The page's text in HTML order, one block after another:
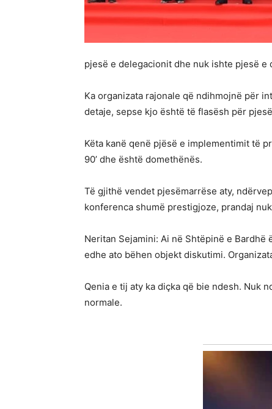
pjesë e delegacionit dhe nuk ishte pjesë e
Ka organizata rajonale që ndihmojnë për
detaje, sepse kjo është të flasësh për
Këta kanë qenë pjësë e implementimit të
90’ dhe është domethënës.
Të gjithë vendet pjesëmarrëse aty,
konferenca shumë prestigjoze, prandaj
Neritan Sejamini: Ai në Shtëpinë e
edhe ato bëhen objekt diskutimi.
Qenia e tij aty ka diçka që bie ndesh. Nuk
normale.